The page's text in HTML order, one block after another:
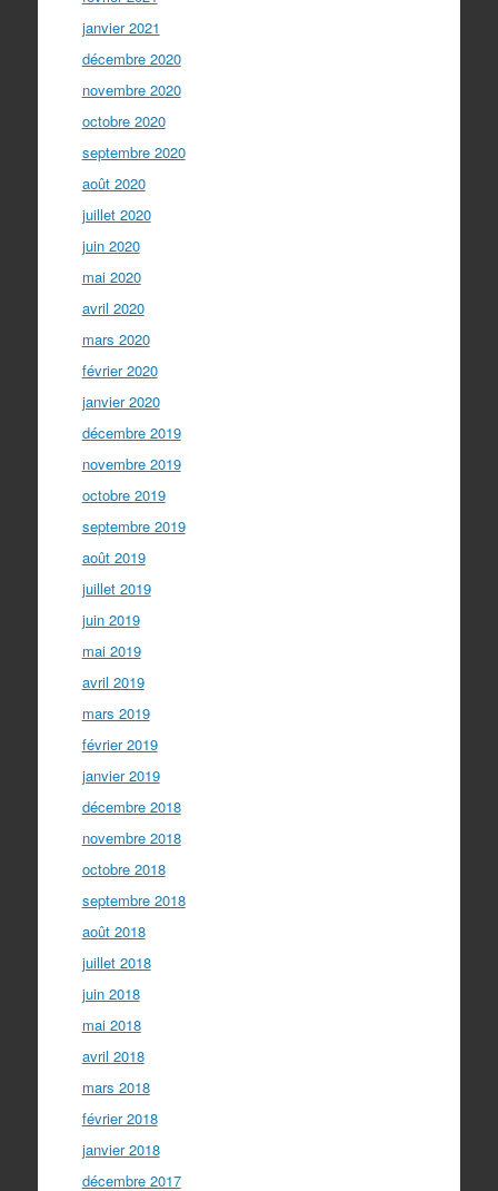
janvier 2021
décembre 2020
novembre 2020
octobre 2020
septembre 2020
août 2020
juillet 2020
juin 2020
mai 2020
avril 2020
mars 2020
février 2020
janvier 2020
décembre 2019
novembre 2019
octobre 2019
septembre 2019
août 2019
juillet 2019
juin 2019
mai 2019
avril 2019
mars 2019
février 2019
janvier 2019
décembre 2018
novembre 2018
octobre 2018
septembre 2018
août 2018
juillet 2018
juin 2018
mai 2018
avril 2018
mars 2018
février 2018
janvier 2018
décembre 2017